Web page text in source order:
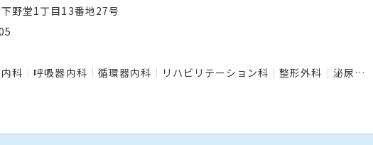
野堂1丁目13番地27号
内科 呼吸器内科 循環器内科 リハビリテーション科 整形外科 泌尿器科